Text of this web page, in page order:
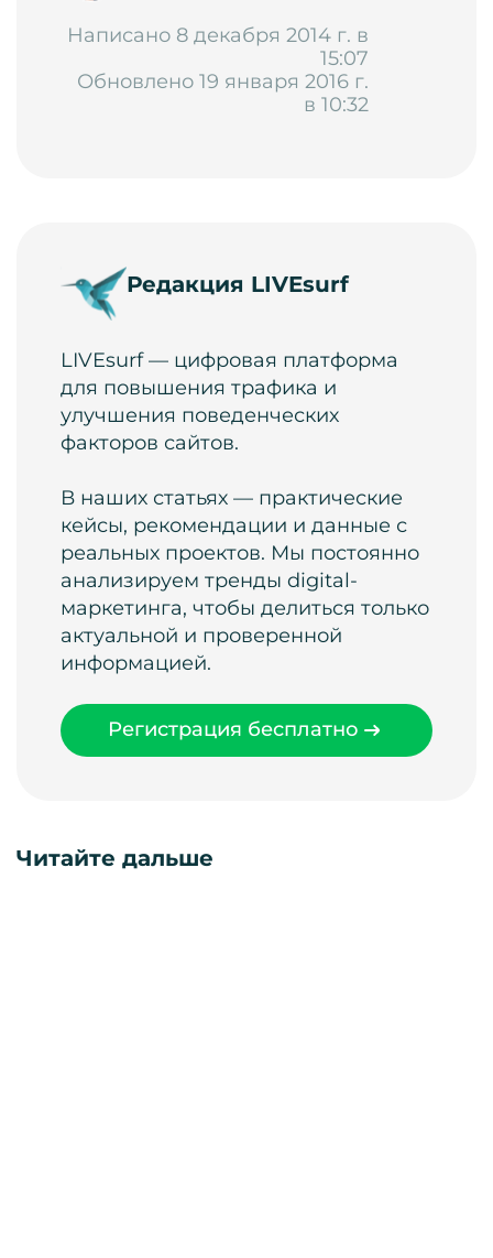
Написано 8 декабря 2014 г. в
15:07
Обновлено 19 января 2016 г.
в 10:32
Редакция LIVEsurf
LIVEsurf — цифровая платформа
для повышения трафика и
улучшения поведенческих
факторов сайтов.
В наших статьях — практические
кейсы, рекомендации и данные с
реальных проектов. Мы постоянно
анализируем тренды digital-
маркетинга, чтобы делиться только
актуальной и проверенной
информацией.
Регистрация бесплатно
Читайте дальше